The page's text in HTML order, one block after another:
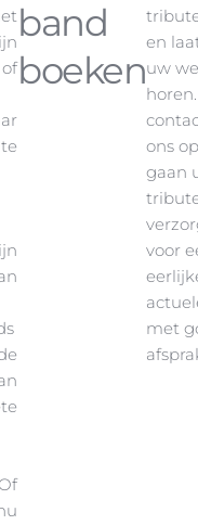
band
boeken
en
uw
ons
gaan
voor
met